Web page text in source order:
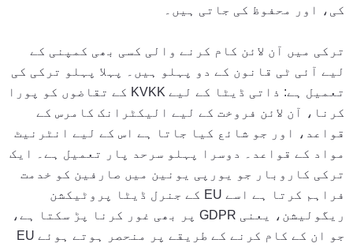
کی، اور محفوظ کی جاتی ہیں۔
ترکی میں آن لائن کام کرنے والی کسی بھی کمپنی کے
لیے آئی ٹی قانون کے دو پہلو ہیں۔ پہلا پہلو ترکی کی
تعمیل ہے: ذاتی ڈیٹا کے لیے KVKK کے تقاضوں کو پورا
کرنا، آن لائن فروخت کے لیے الیکٹرانک کامرس کے
قواعد، اور جو شائع کیا جاتا ہے اس کے لیے انٹرنیٹ
مواد کے قواعد۔ دوسرا پہلو سرحد پار تعمیل ہے۔ ایک
ترکی کاروبار جو یورپی یونین میں صارفین کو خدمت
فراہم کرتا ہے اسے EU کے جنرل ڈیٹا پروٹیکشن
ریگولیشن، یعنی GDPR پر بھی غور کرنا پڑ سکتا ہے،
جو ان کے کام کرنے کے طریقے پر منحصر ہوتے ہوئے EU